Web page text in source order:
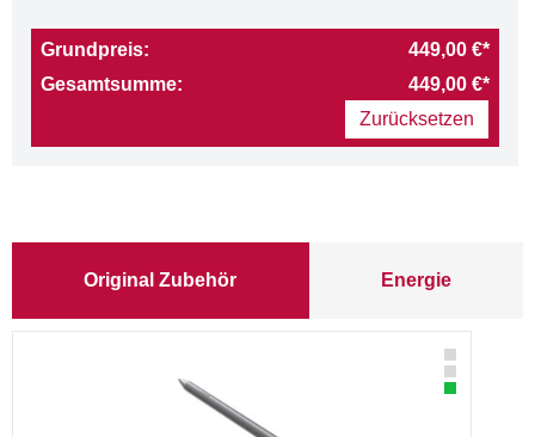
Grundpreis:
449,00 €*
Gesamtsumme:
449,00 €*
Zurücksetzen
Original Zubehör Energie